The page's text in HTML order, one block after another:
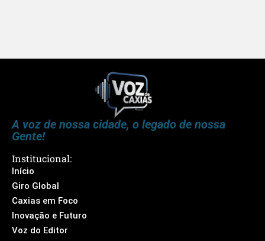
A voz de nossa cidade, o legado de nossa
Gente!
Institucional:
Início
Giro Global
Caxias em Foco
Inovação e Futuro
Voz do Editor